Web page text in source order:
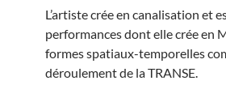
L’artiste crée en canalisation et
performances dont elle crée en
formes spatiaux-temporelles
déroulement de la TRANSE.